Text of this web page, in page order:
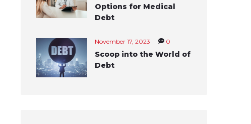
Options for Medical
Debt
November 17, 2023 0
Scoop into the World of
Debt